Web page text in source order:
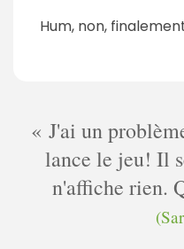
Hum, non,
J'ai un
lance le jeu! Il
n'affiche rien.